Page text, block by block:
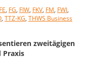
FE, FG, FIW, FKV, FM, FWI,
, TTZ-KG, THWS Business
zweitägigen
Praxis